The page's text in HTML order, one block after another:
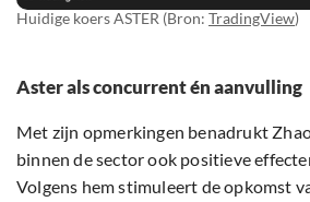
Huidige koers ASTER (Bron: TradingView)
Aster als concurrent én aanvulling
Met zijn opmerkingen benadrukt
binnen de sector ook positieve
Volgens hem stimuleert de opkomst